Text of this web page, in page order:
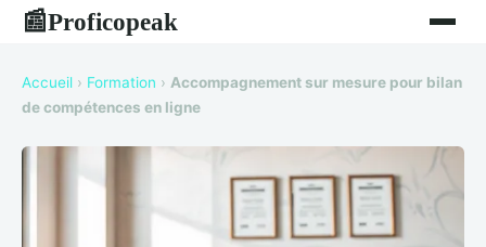
📰Proficopeak
Accueil › Formation › Accompagnement sur mesure pour bilan
de compétences en ligne